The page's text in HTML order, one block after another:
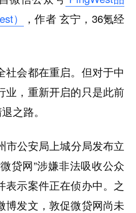
）
，作者 玄宁，36氪经
社会都在重启。但对于中
业，重新开启的只是此前
之路。
市公安局上城分局发布立
贷网”涉嫌非法吸收公众
表示案件正在侦办中。之
博发文，敦促微贷网尚未